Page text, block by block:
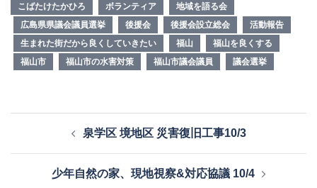
こばたけたかひろ ボランティア
地域を語る会
広島県県議会議員選挙
後援会 後援会設立総会
活動報告
生まれた街だから良くしていきたい
福山
福山を良くする
福山市
福山市の水害対策 福山市議会議員 議会選挙
泉学区 境地区 災害復旧工事10/3
少年自然の家、現地視察&対応協議 10/4